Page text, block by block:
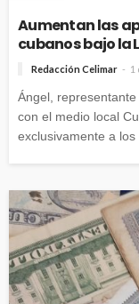
Aumentan las
cubanos bajo la
Redacción Celimar 1
Ángel,
con el medio local
exclusivamente a